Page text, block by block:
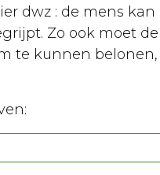
dwz : de mens kan
Zo ook moet
te kunnen belonen,